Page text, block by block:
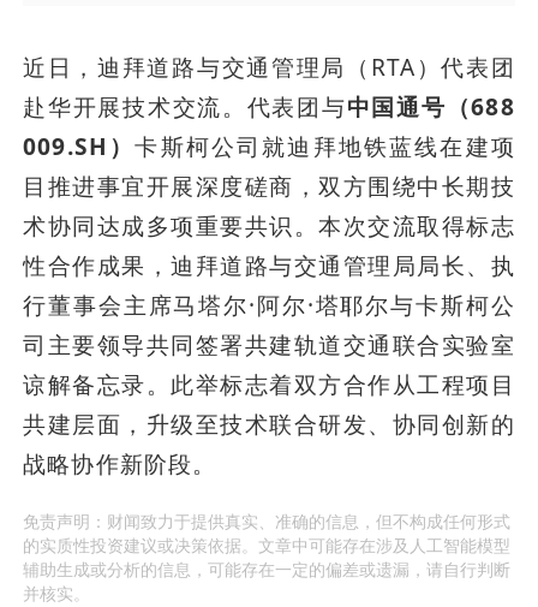
近日，迪拜道路与交通管理局（RTA）代表团
赴华开展技术交流。代表团与中国通号（688
009.SH）卡斯柯公司就迪拜地铁蓝线在建项
目推进事宜开展深度磋商，双方围绕中长期技
术协同达成多项重要共识。本次交流取得标志
性合作成果，迪拜道路与交通管理局局长、执
行董事会主席马塔尔·阿尔·塔耶尔与卡斯柯公
司主要领导共同签署共建轨道交通联合实验室
谅解备忘录。此举标志着双方合作从工程项目
共建层面，升级至技术联合研发、协同创新的
战略协作新阶段。
免责声明：财闻致力于提供真实、准确的信息，但不构成任何形式
的实质性投资建议或决策依据。文章中可能存在涉及人工智能模型
辅助生成或分析的信息，可能存在一定的偏差或遗漏，请自行判断
并核实。